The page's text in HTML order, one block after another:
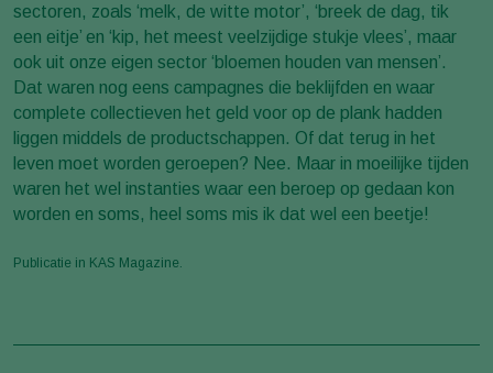
sectoren, zoals ‘melk, de witte motor’, ‘breek de dag, tik
een eitje’ en ‘kip, het meest veelzijdige stukje vlees’, maar
ook uit onze eigen sector ‘bloemen houden van mensen’.
Dat waren nog eens campagnes die beklijfden en waar
complete collectieven het geld voor op de plank hadden
liggen middels de productschappen. Of dat terug in het
leven moet worden geroepen? Nee. Maar in moeilijke tijden
waren het wel instanties waar een beroep op gedaan kon
worden en soms, heel soms mis ik dat wel een beetje!
Publicatie in KAS Magazine.